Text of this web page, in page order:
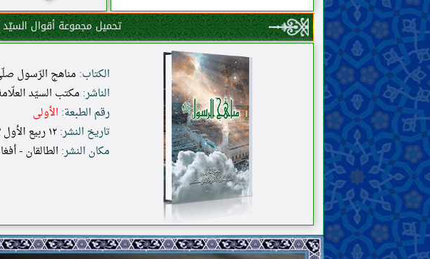
الجهاد والدفاع والهجرة
الدعوة إلى الخير والأمر بالمعروف والنهي
عن المنكر
الحدود والتعزيرات
القصاص والدّيات
الولاية والقضاء والشهادة
الحَجْر (منع التصرّف في المال)
المشاغل والمكاسب المحرّمة
العقود والمعاملات
النكاح والحجاب والعلاقات الجنسيّة
الرضاعة والحضانة وتربية الأطفال
الطلاق واللعان والإيلاء والعدّة
الوصيّة والإرث
الأموات
القضايا المستحدثة
تحميل مجموعة أقوال
الكتاب: مناهج الرّسول
الناشر: مكتب السيّد
رقم الطبعة: الأولى
تاريخ النشر:١٢ ربيع الأول ١٤٤٧ هـ
مكان النشر: الطالقان -